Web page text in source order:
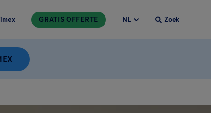
GRATIS OFFERTE Zoek